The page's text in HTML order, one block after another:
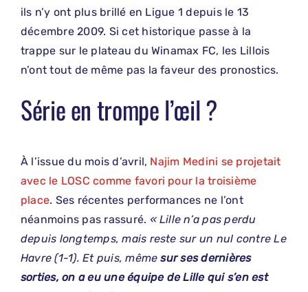
ils n’y ont plus brillé en Ligue 1 depuis le 13
décembre 2009. Si cet historique passe à la
trappe sur le plateau du Winamax FC, les Lillois
n’ont tout de même pas la faveur des pronostics.
Série en trompe l’œil ?
À l’issue du mois d’avril, Najim Medini se projetait
avec le LOSC comme favori pour la troisième
place. Ses récentes performances ne l’ont
néanmoins pas rassuré. « Lille n’a pas perdu
depuis longtemps, mais reste sur un nul contre Le
Havre (1-1). Et puis, mêmesur ses dernières
sorties, on a eu une équipe de Lille qui s’en est